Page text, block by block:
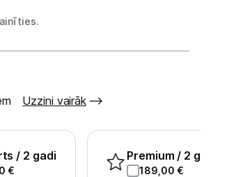
Uzzini vairāk
/ 2 gadi
€
Premium / 2 gadi
189,00 €